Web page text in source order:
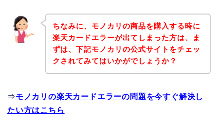
ちなみに、モノカリの商品を購入する時に
楽天カードエラーが出てしまった方は、ま
ずは、下記モノカリの公式サイトをチェッ
クされてみてはいかがでしょうか？
⇒モノカリの楽天カードエラーの問題を今すぐ解決し
たい方はこちら